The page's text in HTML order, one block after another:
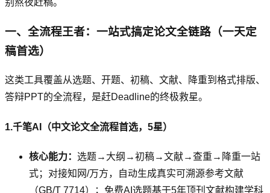
一、全流程王者：一站式搞定论文全链路（一天定
稿首选）
这类工具覆盖从选题、开题、初稿、文献、降重到格式排版、
答辩PPT的全流程，是赶Deadline的终极救星。
1.千笔AI（中文论文全流程首选，5星）
核心能力： 选题→大纲→初稿→文献→查重→降重一站
式；对接知网/万方，自动生成真实可溯源参考文献
（GB/T 7714）；免费AI选题基于5年顶刊文献构建学科